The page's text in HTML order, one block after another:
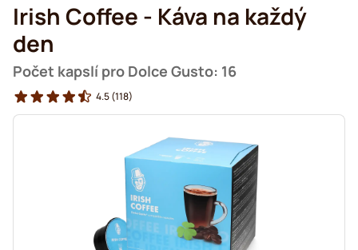
Irish Coffee - Káva na každý
den
Počet kapslí pro Dolce Gusto: 16
4.5(118)